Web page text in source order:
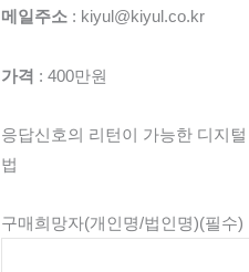
메일주소 : kiyul@kiyul.co.kr
가격 : 400만원
응답신호의 리턴이 가능한 디지
법
구매희망자(개인명/법인명)(필수)